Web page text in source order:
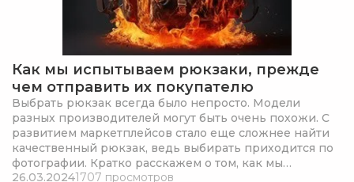
Как мы испытываем рюкзаки, прежде
чем отправить их покупателю
Выбрать рюкзак всегда было непросто. Модели
разных производителей могут быть очень похожи. С
развитием маркетплейсов стало еще сложнее найти
качественный рюкзак, ведь выбирать приходится по
фотографии. Кратко расскажем о том, как мы
испытываем рюкзаки в процессе производства. Зная
26.03.20241707 просмотров